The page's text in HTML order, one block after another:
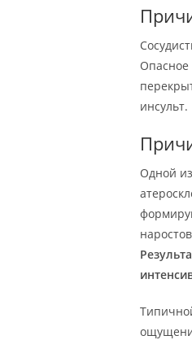
Опасное
инсульт.
Одной